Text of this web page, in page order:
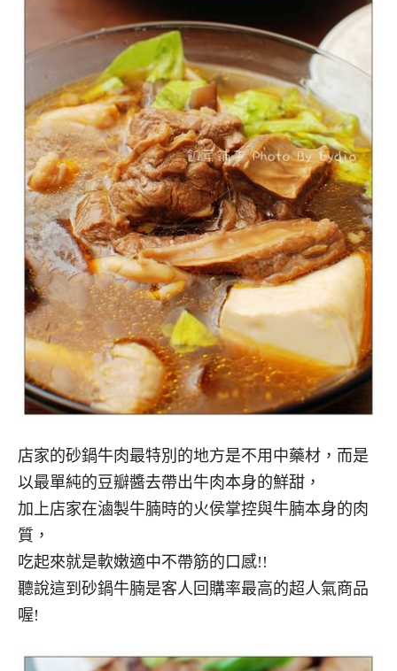
店家的砂鍋牛肉最特別的地方是不用中藥材，而是
以最單純的豆瓣醬去帶出牛肉本身的鮮甜，
加上店家在滷製牛腩時的火侯掌控與牛腩本身的肉
質，
吃起來就是軟嫩適中不帶筋的口感!!
聽說這到砂鍋牛腩是客人回購率最高的超人氣商品
喔!